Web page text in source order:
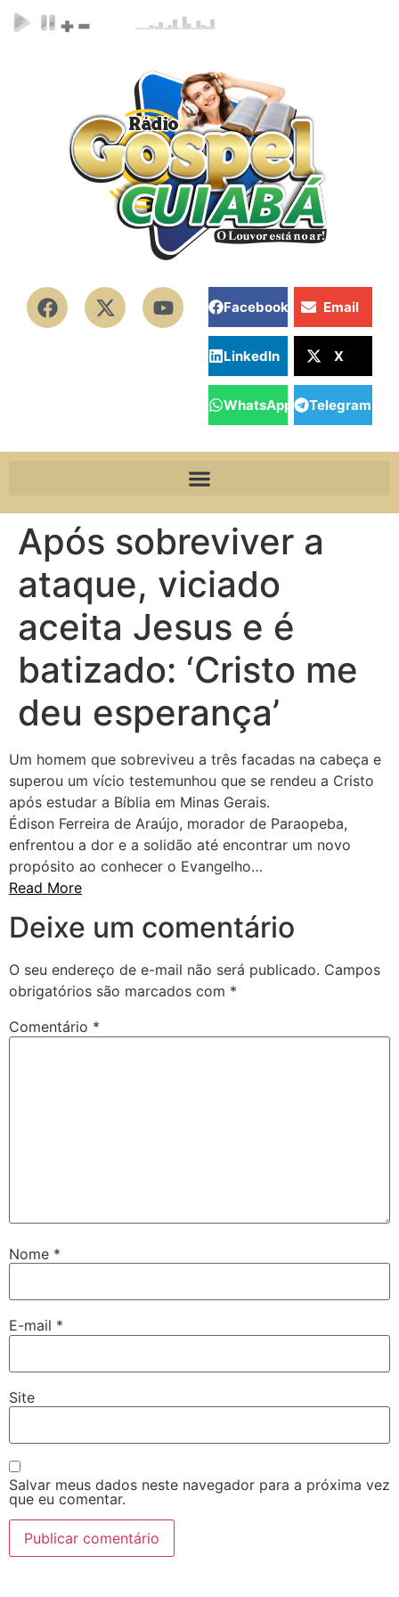
Facebook Email
LinkedIn X
WhatsApp Telegram
Após sobreviver a
ataque, viciado
aceita Jesus e é
batizado: ‘Cristo me
deu esperança’
Um homem que sobreviveu a três facadas na cabeça e
superou um vício testemunhou que se rendeu a Cristo
após estudar a Bíblia em Minas Gerais.
Édison Ferreira de Araújo, morador de Paraopeba,
enfrentou a dor e a solidão até encontrar um novo
propósito ao conhecer o Evangelho…
Read More
Deixe um comentário
O seu endereço de e-mail não será publicado. Campos
obrigatórios são marcados com *
Comentário *
Nome *
E-mail *
Site
Salvar meus dados neste navegador para a próxima vez
que eu comentar.